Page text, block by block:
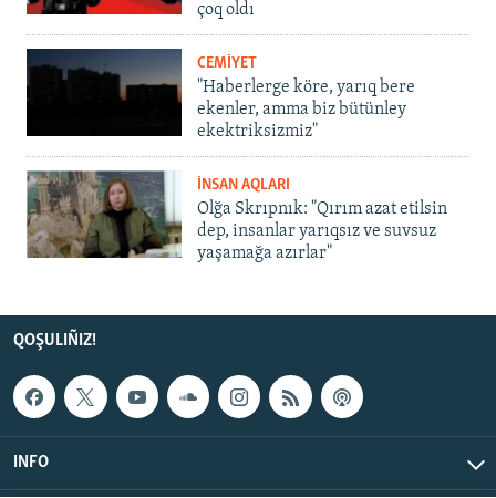
çoq oldı
CEMİYET
"Haberlerge köre, yarıq bere
ekenler, amma biz bütünley
ekektriksizmiz"
İNSAN AQLARI
Olğa Skrıpnık: "Qırım azat etilsin
dep, insanlar yarıqsız ve suvsuz
yaşamağa azırlar"
QOŞULIÑIZ!
INFO